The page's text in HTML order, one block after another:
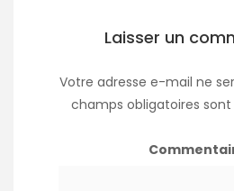
Laisser un
Votre adresse e-mail ne
champs obligatoires